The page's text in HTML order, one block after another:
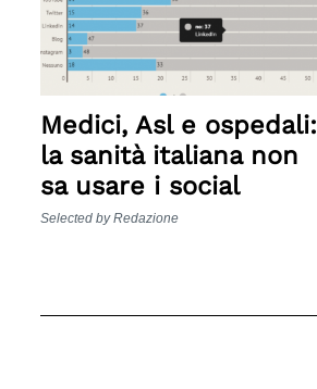
Medici, Asl e ospedali:
la sanità italiana non
sa usare i social
Selected by Redazione
for: